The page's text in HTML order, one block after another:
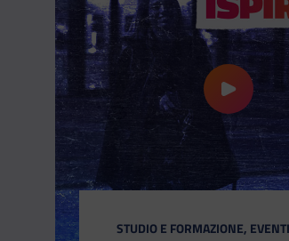
riproduci il
CATEGORIA:
STUDIO E FORMAZIONE, EVENTI